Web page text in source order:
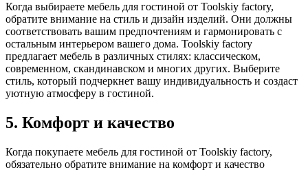
Когда выбираете мебель для гостиной от Toolskiy factory,
обратите внимание на стиль и дизайн изделий. Они должны
соответствовать вашим предпочтениям и гармонировать с
остальным интерьером вашего дома. Toolskiy factory
предлагает мебель в различных стилях: классическом,
современном, скандинавском и многих других. Выберите
стиль, который подчеркнет вашу индивидуальность и создаст
уютную атмосферу в гостиной.
5. Комфорт и качество
Когда покупаете мебель для гостиной от Toolskiy factory,
обязательно обратите внимание на комфорт и качество